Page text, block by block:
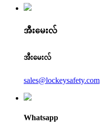
အီးမေးလ်
အီးမေးလ်
sales@lockeysafety.com
Whatsapp